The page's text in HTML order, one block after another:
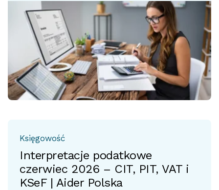
Księgowość
Interpretacje podatkowe
czerwiec 2026 – CIT, PIT, VAT i
KSeF | Aider Polska